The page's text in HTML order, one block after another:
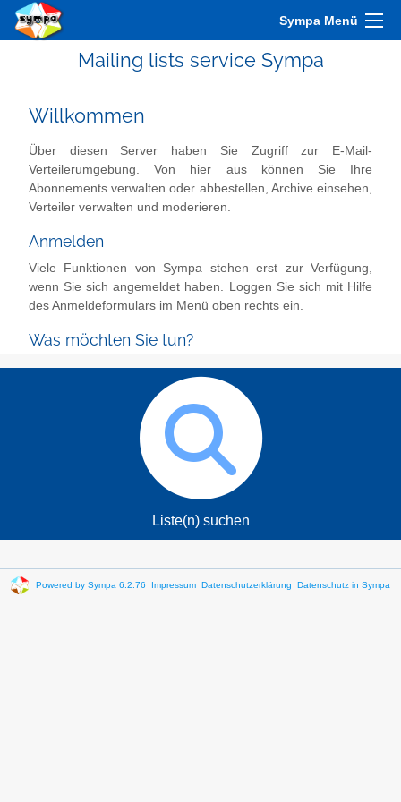
Sympa Menü
Mailing lists service Sympa
Willkommen
Über diesen Server haben Sie Zugriff zur E-Mail-
Verteilerumgebung. Von hier aus können Sie Ihre
Abonnements verwalten oder abbestellen, Archive einsehen,
Verteiler verwalten und moderieren.
Anmelden
Viele Funktionen von Sympa stehen erst zur Verfügung,
wenn Sie sich angemeldet haben. Loggen Sie sich mit Hilfe
des Anmeldeformulars im Menü oben rechts ein.
Was möchten Sie tun?
Liste(n) suchen
Powered by Sympa 6.2.76 Impressum Datenschutzerklärung Datenschutz in Sympa